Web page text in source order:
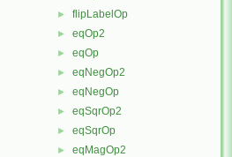
► flipLabelOp
► eqOp2
► eqOp
► eqNegOp2
► eqNegOp
► eqSqrOp2
► eqSqrOp
► eqMagOp2